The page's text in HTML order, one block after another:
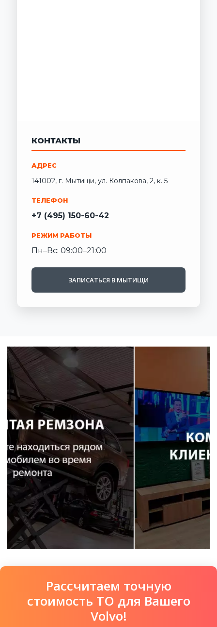
КОНТАКТЫ
АДРЕС
141002, г. Мытищи, ул. Колпакова, 2, к. 5
ТЕЛЕФОН
+7 (495) 150-60-42
РЕЖИМ РАБОТЫ
Пн–Вс: 09:00–21:00
ЗАПИСАТЬСЯ В МЫТИЩИ
Рассчитаем точную
стоимость ТО для Вашего
Volvo!